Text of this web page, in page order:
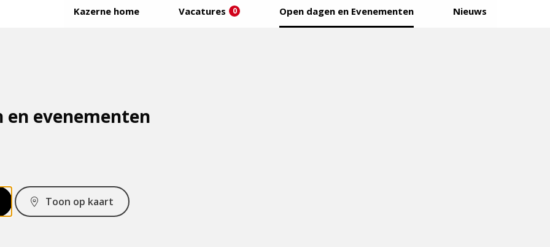
Kazerne home Vacatures 0 Open dagen en Evenementen Nieuws
en evenementen
Toon op kaart